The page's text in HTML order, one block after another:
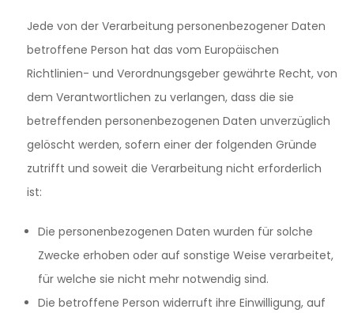
Jede von der Verarbeitung personenbezogener Daten
betroffene Person hat das vom Europäischen
Richtlinien- und Verordnungsgeber gewährte Recht, von
dem Verantwortlichen zu verlangen, dass die sie
betreffenden personenbezogenen Daten unverzüglich
gelöscht werden, sofern einer der folgenden Gründe
zutrifft und soweit die Verarbeitung nicht erforderlich
ist:
Die personenbezogenen Daten wurden für solche
Zwecke erhoben oder auf sonstige Weise verarbeitet,
für welche sie nicht mehr notwendig sind.
Die betroffene Person widerruft ihre Einwilligung, auf